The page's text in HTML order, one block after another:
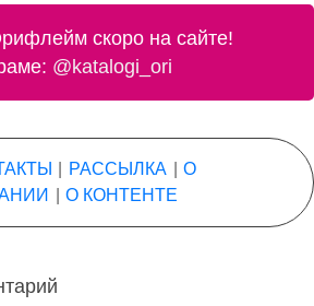
скоро на сайте!
@katalogi_ori
РАССЫЛКА
О
О КОНТЕНТЕ